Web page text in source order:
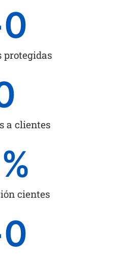
protegidas
0
a clientes
cientes
%
0